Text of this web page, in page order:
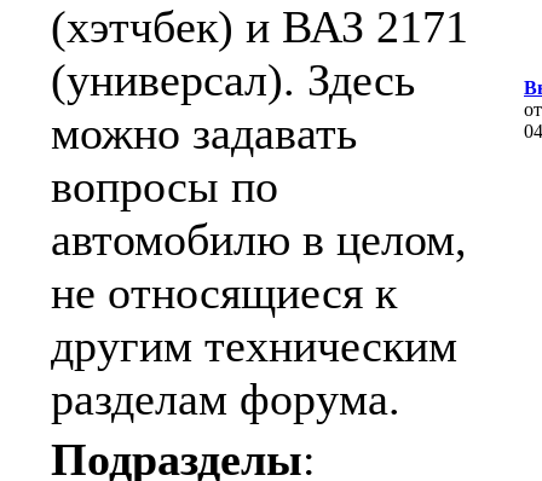
(хэтчбек) и ВАЗ 2171
(универсал). Здесь
можно задавать
вопросы по
автомобилю в целом,
не относящиеся к
другим техническим
разделам форума.
Подразделы: